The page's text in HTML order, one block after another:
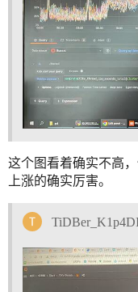
这个图看着确实不高
上涨的确实厉害。